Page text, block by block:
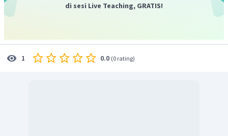
di sesi Live Teaching, GRATIS!
1 0.0 (0 rating)